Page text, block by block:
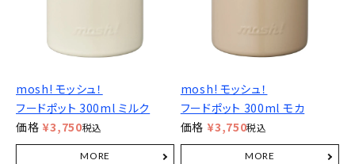
mosh! モッシュ！
フードポット 300ml ミルク
価格 ¥3,750税込
mosh! モッシュ！
フードポット 300ml モカ
価格 ¥3,750税込